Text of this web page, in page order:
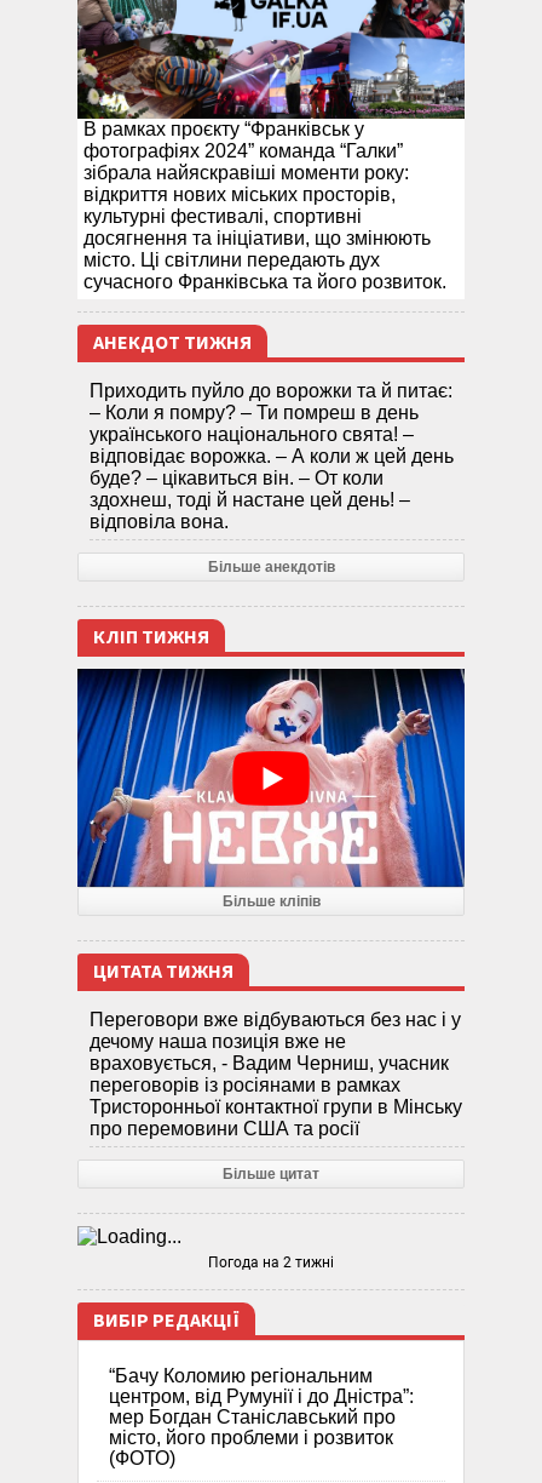
В рамках проєкту “Франківськ у
фотографіях 2024” команда “Галки”
зібрала найяскравіші моменти року:
відкриття нових міських просторів,
культурні фестивалі, спортивні
досягнення та ініціативи, що змінюють
місто. Ці світлини передають дух
сучасного Франківська та його розвиток.
АНЕКДОТ ТИЖНЯ
Приходить пуйло до ворожки та й питає:
– Коли я помру? – Ти помреш в день
українського національного свята! –
відповідає ворожка. – А коли ж цей день
буде? – цікавиться він. – От коли
здохнеш, тоді й настане цей день! –
відповіла вона.
Більше анекдотів
КЛІП ТИЖНЯ
Більше кліпів
ЦИТАТА ТИЖНЯ
Переговори вже відбуваються без нас і у
дечому наша позиція вже не
враховується, - Вадим Черниш, учасник
переговорів із росіянами в рамках
Тристоронньої контактної групи в Мінську
про перемовини США та росії
Більше цитат
Погода на 2 тижні
ВИБІР РЕДАКЦІЇ
“Бачу Коломию регіональним
центром, від Румунії і до Дністра”:
мер Богдан Станіславський про
місто, його проблеми і розвиток
(ФОТО)